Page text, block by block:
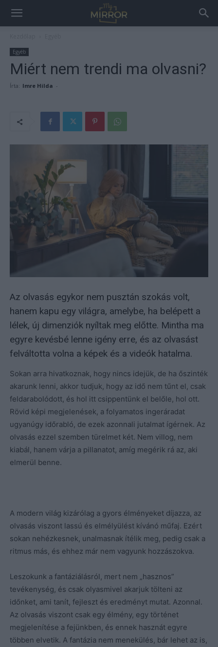
Egyéb
Miért nem trendi ma olvasni?
Írta: Imre Hilda -
Az olvasás egykor nem pusztán szokás volt,
hanem kapu egy világra, amelybe, ha belépett a
lélek, új dimenziók nyíltak meg előtte. Mintha ma
egyre kevésbé lenne igény erre, és az olvasást
felváltotta volna a képek és a videók hatalma.
Sokan arra hivatkoznak, hogy nincs idejük, de ha őszinték
akarunk lenni, akkor tudjuk, hogy az idő nem tűnt el, csak
feldarabolódott, és hol itt csippentünk el belőle, hol ott.
Rövid képi megjelenések, a folyamatos ingeráradat
ugyanúgy időrabló, de ezek azonnali jutalmat ígérnek. Az
olvasás ezzel szemben türelmet két. Nem villog, nem
kiabál, hanem várja a pillanatot, amíg megérik rá az, aki
elmerül benne.
A modern világ kizárólag a gyors élményeket díjazza, az
olvasás viszont lassú és elmélyülést kívánó műfaj. Ezért
sokan nehézkesnek, unalmasnak ítélik meg, pedig csak a
ritmus más, és ehhez már nem vagyunk hozzászokva.
Leszokunk a fantáziálásról, mert nem „hasznos”
tevékenység, és csak olyasmivel akarjuk tölteni az
időnket, ami tanít, fejleszt és eredményt mutat. Azonnal.
Az olvasás viszont csak egy élmény, egy történet
megjelenítése a fejünkben, és ennek hasznát egyre
többen elvetik. A fantázia nem menekülés, bár lehet az is,